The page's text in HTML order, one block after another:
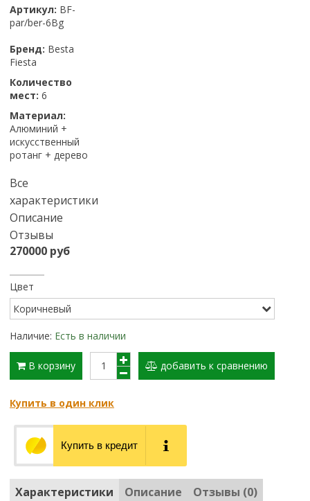
Артикул: BF-
par/ber-6Bg
Бренд: Besta
Fiesta
Количество
мест: 6
Материал:
Алюминий +
искусственный
ротанг + дерево
Все
характеристики
Описание
Отзывы
270000 руб
Цвет
Наличие: Есть в наличии
В корзину добавить к сравнению
Купить в один клик
Купить в кредит
Характеристики Описание Отзывы (0)